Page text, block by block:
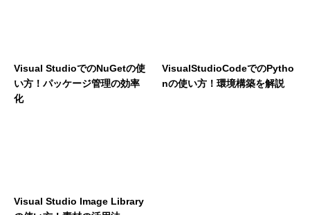
Visual StudioでのNuGetの使
い方！パッケージ管理の効率
化
VisualStudioCodeでのPytho
nの使い方！環境構築を解説
Visual Studio Image Library